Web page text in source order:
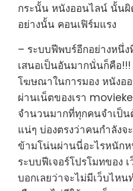
กระนั้น หนังออนไลน์ นั้น
อย่างนั้น คอนเฟิร์มแรง
– ระบบฟีพบร์อีกอย่างหนึ่ง
เสนอเป็นอันมากนั่นก็คือ
โฆษณาในการมอง หนังอ
ผ่านเน็ตของเรา
จำนวนมากที่ทุกคนจำเป็น
แน่ๆ บ่องตรงว่าคนกำลัง
ข้ามโน่นผ่านนี่อะไรหนัก
ระบบฟีเจอร์โปรโมทของ
บอกเลยว่าจะไม่มีเว็บไห